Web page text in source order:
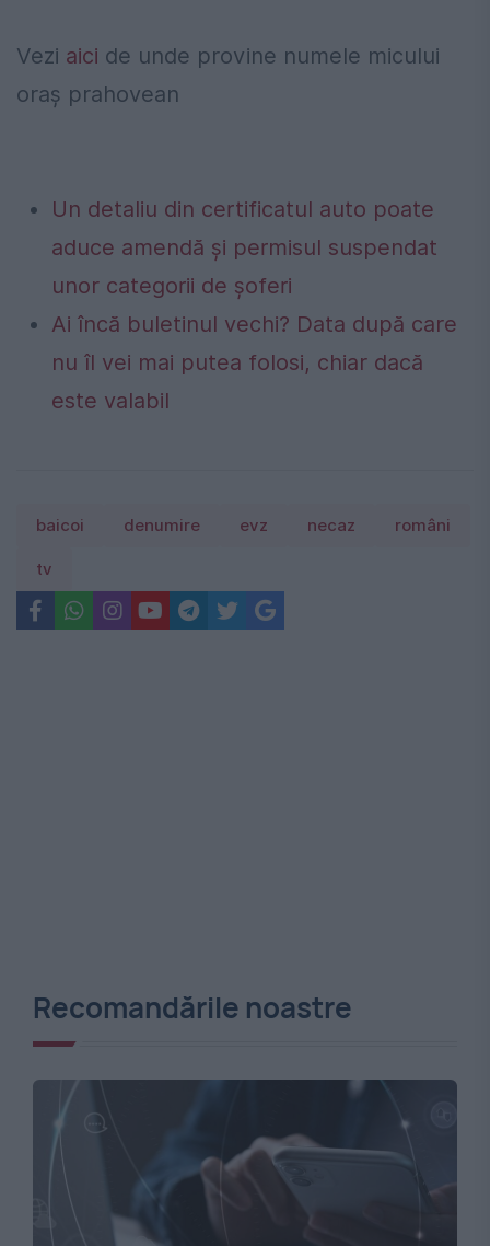
Vezi aici de unde provine numele micului
oraș prahovean
Un detaliu din certificatul auto poate
aduce amendă și permisul suspendat
unor categorii de șoferi
Ai încă buletinul vechi? Data după care
nu îl vei mai putea folosi, chiar dacă
este valabil
baicoi denumire evz necaz români
tv
Recomandările noastre